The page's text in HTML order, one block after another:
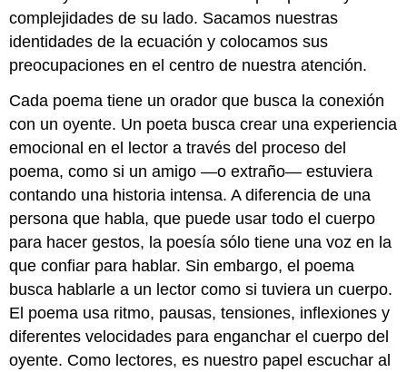
complejidades de su lado. Sacamos nuestras
identidades de la ecuación y colocamos sus
preocupaciones en el centro de nuestra atención.
Cada poema tiene un orador que busca la conexión
con un oyente. Un poeta busca crear una experiencia
emocional en el lector a través del proceso del
poema, como si un amigo —o extraño— estuviera
contando una historia intensa. A diferencia de una
persona que habla, que puede usar todo el cuerpo
para hacer gestos, la poesía sólo tiene una voz en la
que confiar para hablar. Sin embargo, el poema
busca hablarle a un lector como si tuviera un cuerpo.
El poema usa ritmo, pausas, tensiones, inflexiones y
diferentes velocidades para enganchar el cuerpo del
oyente. Como lectores, es nuestro papel escuchar al